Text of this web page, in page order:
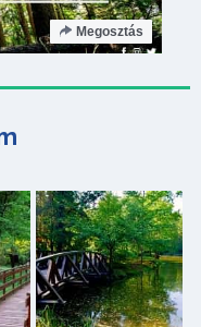
Megosztás